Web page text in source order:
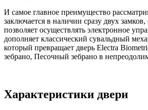
И самое главное преимущество
заключается в наличии сразу двух
позволяет осуществлять электронное
дополняет классический сувальдный
который превращает дверь Electra
зебрано, Песочный зебрано в
Характеристики двери